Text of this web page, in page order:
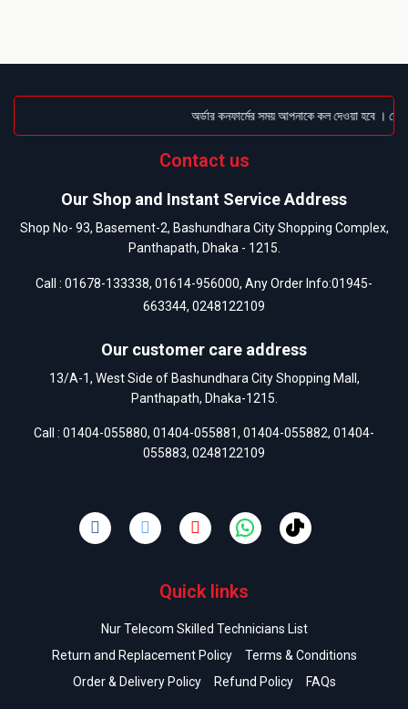
অর্ডার কনফার্মের সময় আপনাকে কল দেওয়া হবে ।
Contact us
Our Shop and Instant Service Address
Shop No- 93, Basement-2, Bashundhara City Shopping Complex,
Panthapath, Dhaka - 1215.
Call : 01678-133338, 01614-956000, Any Order Info:01945-
663344, 0248122109
Our customer care address
13/A-1, West Side of Bashundhara City Shopping Mall,
Panthapath, Dhaka-1215.
Call : 01404-055880, 01404-055881, 01404-055882, 01404-
055883, 0248122109
Quick links
Nur Telecom Skilled Technicians List
Return and Replacement Policy
Terms & Conditions
Order & Delivery Policy
Refund Policy FAQs